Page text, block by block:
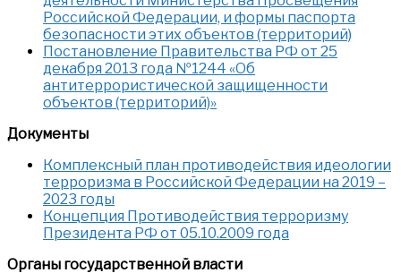
Российской Федерации, и формы паспорта
безопасности этих объектов (территорий)
Постановление Правительства РФ от 25
декабря 2013 года №1244 «Об
антитеррористической защищенности
объектов (территорий)»
Документы
Комплексный план противодействия идеологии
терроризма в Российской Федерации на 2019 –
2023 годы
Концепция Противодействия терроризму
Президента РФ от 05.10.2009 года
Органы государственной власти